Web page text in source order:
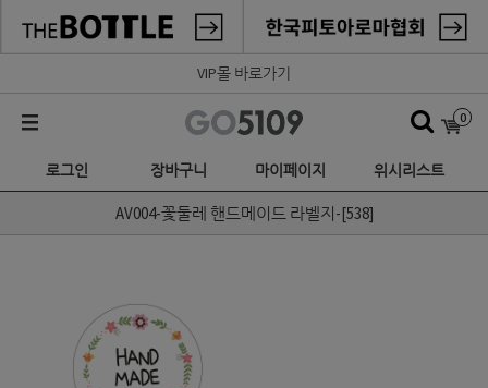
VIP몰 바로가기
0
로그인 장바구니 마이페이지 위시리스트
AV004-꽃둘레 핸드메이드 라벨지-[538]